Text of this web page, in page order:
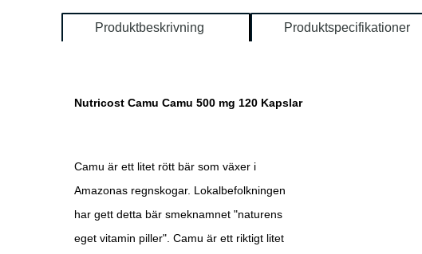
Produktbeskrivning Produktspecifikationer
Nutricost Camu Camu 500 mg 120 Kapslar
Camu är ett litet rött bär som växer i
Amazonas regnskogar. Lokalbefolkningen
har gett detta bär smeknamnet "naturens
eget vitamin piller". Camu är ett riktigt litet